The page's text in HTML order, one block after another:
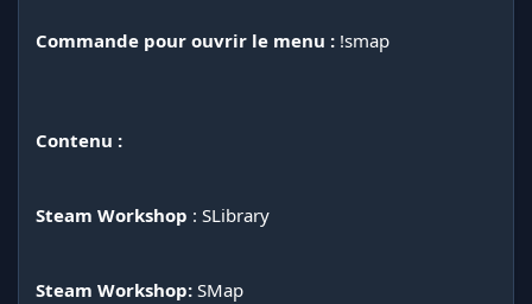
Commande pour ouvrir le menu : !smap
Contenu :
Steam Workshop : SLibrary
Steam Workshop: SMap